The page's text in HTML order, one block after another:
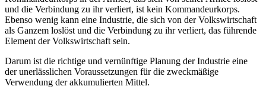
und die Verbindung zu ihr verliert, ist kein Kommandeurkorps.
Ebenso wenig kann eine Industrie, die sich von der Volkswirtschaft
als Ganzem loslöst und die Verbindung zu ihr verliert, das führende
Element der Volkswirtschaft sein.
Darum ist die richtige und vernünftige Planung der Industrie eine
der unerlässlichen Voraussetzungen für die zweckmäßige
Verwendung der akkumulierten Mittel.